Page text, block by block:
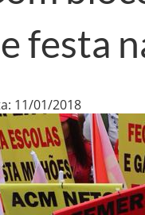
festa
11/01/2018